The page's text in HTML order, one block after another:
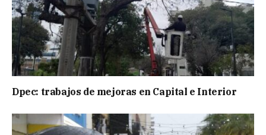
Dpec: trabajos de mejoras en Capital e Interior